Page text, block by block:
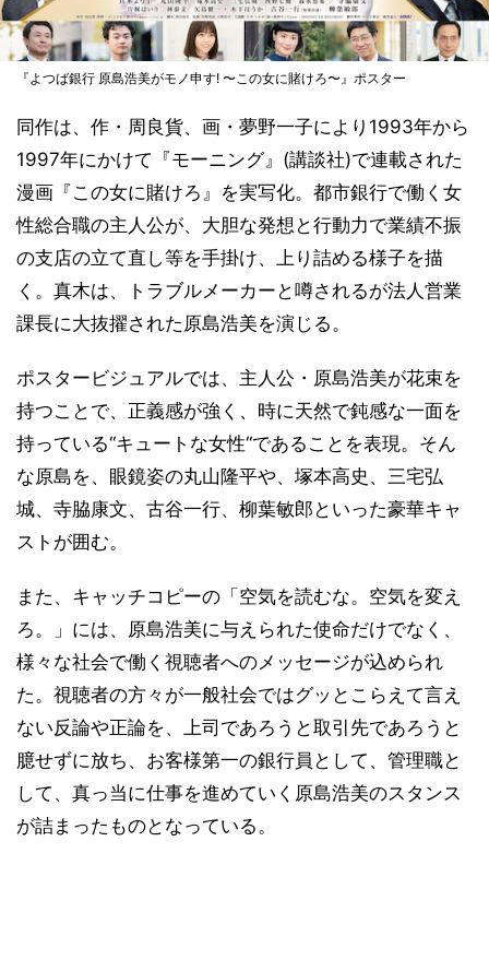
『よつば銀行 原島浩美がモノ申す! 〜この女に賭けろ〜』ポスター
同作は、作・周良貨、画・夢野一子により1993年から
1997年にかけて『モーニング』(講談社)で連載された
漫画『この女に賭けろ』を実写化。都市銀行で働く女
性総合職の主人公が、大胆な発想と行動力で業績不振
の支店の立て直し等を手掛け、上り詰める様子を描
く。真木は、トラブルメーカーと噂されるが法人営業
課長に大抜擢された原島浩美を演じる。
ポスタービジュアルでは、主人公・原島浩美が花束を
持つことで、正義感が強く、時に天然で鈍感な一面を
持っている“キュートな女性“であることを表現。そん
な原島を、眼鏡姿の丸山隆平や、塚本高史、三宅弘
城、寺脇康文、古谷一行、柳葉敏郎といった豪華キャ
ストが囲む。
また、キャッチコピーの「空気を読むな。空気を変え
ろ。」には、原島浩美に与えられた使命だけでなく、
様々な社会で働く視聴者へのメッセージが込められ
た。視聴者の方々が一般社会ではグッとこらえて言え
ない反論や正論を、上司であろうと取引先であろうと
臆せずに放ち、お客様第一の銀行員として、管理職と
して、真っ当に仕事を進めていく原島浩美のスタンス
が詰まったものとなっている。